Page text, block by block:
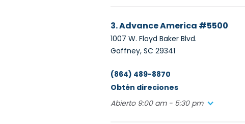
3. Advance America #5500
1007 W. Floyd Baker Blvd.
Gaffney, SC 29341
(864) 489-8870
Obtén direciones
Abierto 9:00 am - 5:30 pm